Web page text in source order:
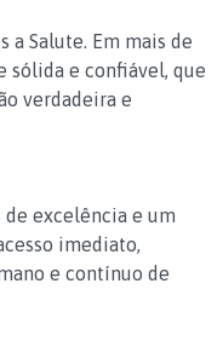
a Salute. Em mais de
sólida e confiável, que
verdadeira e
excelência e um
imediato,
e contínuo de